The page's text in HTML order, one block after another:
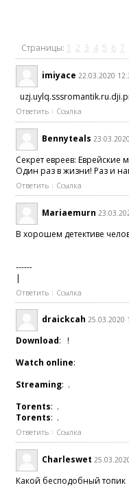
Страницы: 1 2 3 4 5 6 7
imiyace 22.03.2020
Ответить Ссылка
Bennyteals
Секрет евреев: Еврейские
Один раз в жизни! Раз и
Ответить Ссылка
Mariaemurn
В хорошем детективе
------
|
Ответить Ссылка
draickcah 25.03.2020
Download: !
Watch online:
Streaming: .
Torents: .
Torents: .
Ответить Ссылка
Charleswet
Какой бесподобный топик